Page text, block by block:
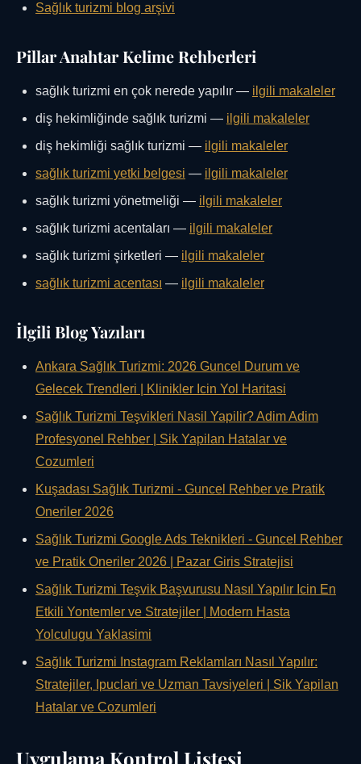
Sağlık turizmi blog arşivi
Pillar Anahtar Kelime Rehberleri
sağlık turizmi en çok nerede yapılır — ilgili makaleler
diş hekimliğinde sağlık turizmi — ilgili makaleler
diş hekimliği sağlık turizmi — ilgili makaleler
sağlık turizmi yetki belgesi — ilgili makaleler
sağlık turizmi yönetmeliği — ilgili makaleler
sağlık turizmi acentaları — ilgili makaleler
sağlık turizmi şirketleri — ilgili makaleler
sağlık turizmi acentası — ilgili makaleler
İlgili Blog Yazıları
Ankara Sağlık Turizmi: 2026 Guncel Durum ve
Gelecek Trendleri | Klinikler Icin Yol Haritasi
Sağlık Turizmi Teşvikleri Nasil Yapilir? Adim Adim
Profesyonel Rehber | Sik Yapilan Hatalar ve
Cozumleri
Kuşadası Sağlık Turizmi - Guncel Rehber ve Pratik
Oneriler 2026
Sağlık Turizmi Google Ads Teknikleri - Guncel Rehber
ve Pratik Oneriler 2026 | Pazar Giris Stratejisi
Sağlık Turizmi Teşvik Başvurusu Nasıl Yapılır Icin En
Etkili Yontemler ve Stratejiler | Modern Hasta
Yolculugu Yaklasimi
Sağlık Turizmi Instagram Reklamları Nasıl Yapılır:
Stratejiler, Ipuclari ve Uzman Tavsiyeleri | Sik Yapilan
Hatalar ve Cozumleri
Uygulama Kontrol Listesi